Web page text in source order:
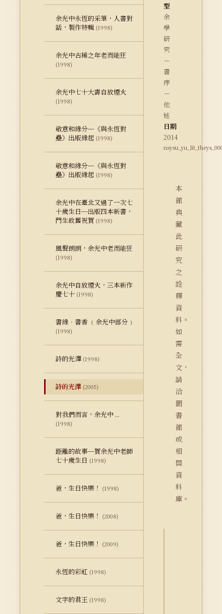
余光中永恆的采筆，人書對
話，製作特輯 (1998)
余光中古稀之年老而能狂
(1998)
余光中七十大壽自放煙火
(1998)
敬意和緣分─《與永恆對
壘》出版緣起 (1998)
敬意和緣分─《與永恆對
壘》出版緣起 (1998)
余光中在臺北又過了一次七
十歲生日─出版四本新書，
門生故舊祝賀 (1998)
風聲朗朗，余光中老而能狂
(1998)
余光中自放煙火，三本新作
慶七十 (1998)
書緣‧書香 ﹝余光中部分﹞
(1998)
詩的光澤 (1998)
詩的光澤 (2005)
對我們而言，余光中 ...
(1998)
距離的故事─賀余光中老師
七十歲生日 (1998)
爸，生日快樂！ (1998)
爸，生日快樂！ (2008)
爸，生日快樂！ (2009)
永恆的彩虹 (1998)
文字的君王 (1998)
型
余
學
研
究
－
書
序
－
他
述
日期
2014
本
館
典
藏
此
研
究
之
詮
釋
資
料。
如
需
全
文，
請
洽
圖
書
館
或
相
關
資
料
庫。